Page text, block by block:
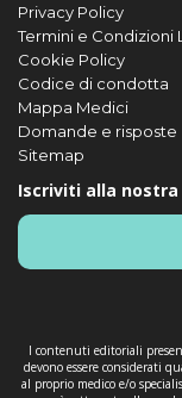
Privacy Policy
Termini e Condizioni
Cookie Policy
Codice di condotta
Mappa Medici
Domande e risposte
Sitemap
Iscriviti alla
I contenuti editoriali
devono essere considerati
al proprio medico e/o